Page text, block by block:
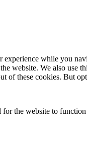
while you
website. We also use
of these cookies. But
for the website to